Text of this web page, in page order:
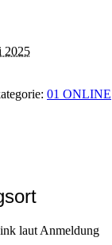
2025
01 ONLINE
laut Anmeldung